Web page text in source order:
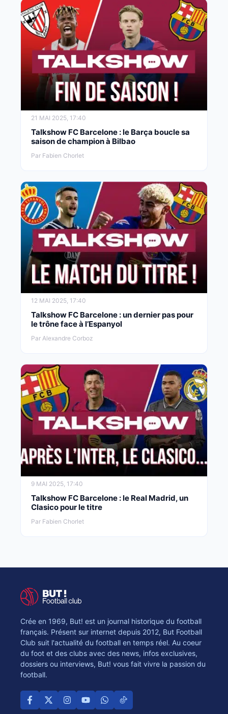
21 MAI 2025, 17:40
Talkshow FC Barcelone : le Barça boucle sa
saison de champion à Bilbao
Par Fabien Chorlet
12 MAI 2025, 17:40
Talkshow FC Barcelone : un dernier pas pour
le trône face à l’Espanyol
Par Alexandre Corboz
9 MAI 2025, 17:40
Talkshow FC Barcelone : le Real Madrid, un
Clasico pour le titre
Par Fabien Chorlet
Crée en 1969, But! est un journal historique du football
français. Présent sur internet depuis 2012, But Football
Club suit l'actualité du football en temps réel. Au coeur
du foot et des clubs avec des news, infos exclusives,
dossiers ou interviews, But! vous fait vivre la passion du
football.